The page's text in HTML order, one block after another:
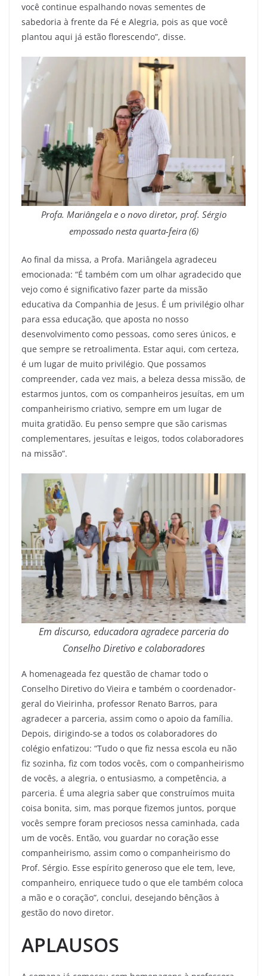
você continue espalhando novas sementes de
sabedoria à frente da Fé e Alegria, pois as que você
plantou aqui já estão florescendo”, disse.
Profa. Mariângela e o novo diretor, prof. Sérgio
empossado nesta quarta-feira (6)
Ao final da missa, a Profa. Mariângela agradeceu
emocionada: “É também com um olhar agradecido que
vejo como é significativo fazer parte da missão
educativa da Companhia de Jesus. É um privilégio olhar
para essa educação, que aposta no nosso
desenvolvimento como pessoas, como seres únicos, e
que sempre se retroalimenta. Estar aqui, com certeza,
é um lugar de muito privilégio. Que possamos
compreender, cada vez mais, a beleza dessa missão, de
estarmos juntos, com os companheiros jesuítas, em um
companheirismo criativo, sempre em um lugar de
muita gratidão. Eu penso sempre que são carismas
complementares, jesuítas e leigos, todos colaboradores
na missão”.
Em discurso, educadora agradece parceria do
Conselho Diretivo e colaboradores
A homenageada fez questão de chamar todo o
Conselho Diretivo do Vieira e também o coordenador-
geral do Vieirinha, professor Renato Barros, para
agradecer a parceria, assim como o apoio da família.
Depois, dirigindo-se a todos os colaboradores do
colégio enfatizou: “Tudo o que fiz nessa escola eu não
fiz sozinha, fiz com todos vocês, com o companheirismo
de vocês, a alegria, o entusiasmo, a competência, a
parceria. É uma alegria saber que construímos muita
coisa bonita, sim, mas porque fizemos juntos, porque
vocês sempre foram preciosos nessa caminhada, cada
um de vocês. Então, vou guardar no coração esse
companheirismo, assim como o companheirismo do
Prof. Sérgio. Esse espírito generoso que ele tem, leve,
companheiro, enriquece tudo o que ele também coloca
a mão e o coração”, conclui, desejando bênçãos à
gestão do novo diretor.
APLAUSOS